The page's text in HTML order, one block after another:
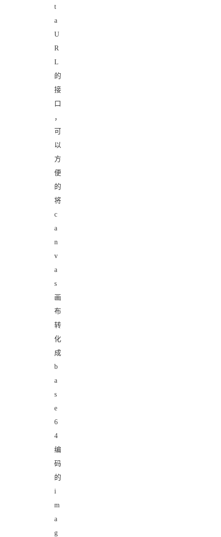
t
a
U
R
L
的
接
口
，
可
以
方
便
的
将
c
a
n
v
a
s
画
布
转
化
成
b
a
s
e
6
4
编
码
的
i
m
a
g